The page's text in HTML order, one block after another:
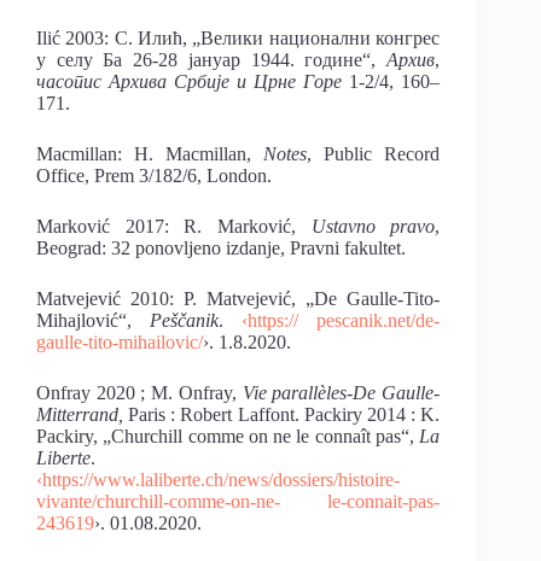
Ilić 2003: С. Илић, „Велики национални конгрес
у селу Ба 26-28 јануар 1944. године“,Архив,
часопис Архива Србије и Црне Горе 1-2/4, 160–
171.
Macmillan: H. Macmillan, Notes, Public Record
Office, Prem 3/182/6, London.
Marković 2017: R. Marković, Ustavno pravo,
Beograd: 32 ponovljeno izdanje, Pravni fakultet.
Matvejević 2010: P. Matvejević, „De Gaulle-Tito-
Mihajlović“, Peščanik. ‹https://
pescanik.net/de-
gaulle-tito-mihailovic/›. 1.8.2020.
Onfray 2020 ; M. Onfray, Vie parallèles-De Gaulle-
Mitterrand,Paris : Robert Laffont. Packiry 2014 : K.
Packiry, „Churchill comme on ne le connaît pas“, La
Liberte.
‹https://www.laliberte.ch/news/dossiers/histoire-
vivante/churchill-comme-on-ne-
le-connait-pas-
243619›. 01.08.2020.